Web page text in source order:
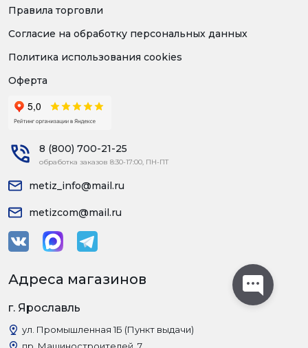
Правила торговли
Согласие на обработку персональных данных
Политика использования cookies
Оферта
8 (800) 700-21-25
обработка заказов 8:30-17:00, ПН-ПТ
metiz_info@mail.ru
metizcom@mail.ru
Адреса магазинов
г. Ярославль
ул. Промышленная 1Б (Пункт выдачи)